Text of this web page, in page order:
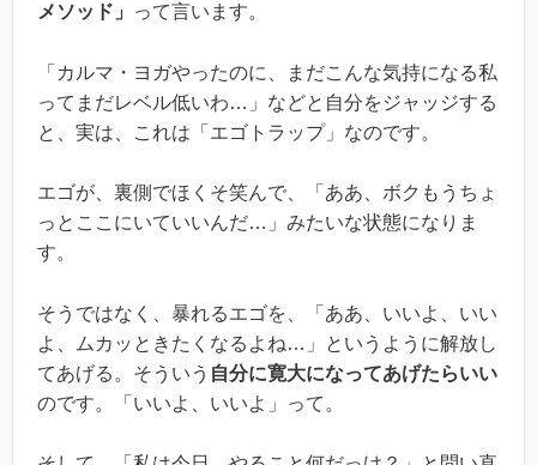
メソッド」
って言います。
「カルマ・ヨガやったのに、まだこんな気持になる私
ってまだレベル低いわ…」などと自分をジャッジする
と、実は、これは「エゴトラップ」なのです。
エゴが、裏側でほくそ笑んで、「ああ、ボクもうちょ
っとここにいていいんだ…」みたいな状態になりま
す。
そうではなく、暴れるエゴを、「ああ、いいよ、いい
よ、ムカッときたくなるよね…」というように解放し
てあげる。そういう 自分に寛大になってあげたらいい
のです。「いいよ、いいよ」って。